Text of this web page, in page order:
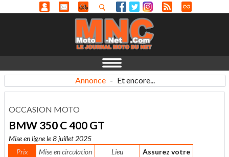
Annonce - Et encore...
OCCASION MOTO
BMW 350 C 400 GT
Mise en ligne le 8 juillet 2025
Prix
Mise en circulation
Lieu
Assurez votre